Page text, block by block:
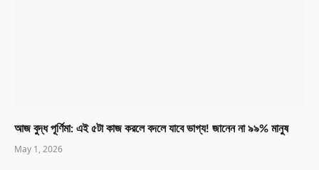
আজ বুদ্ধ পূর্ণিমা: এই ৫টা কাজ করলে বদলে যাবে ভাগ্য! জানেন না ৯৯% মানুষ
May 1, 2026